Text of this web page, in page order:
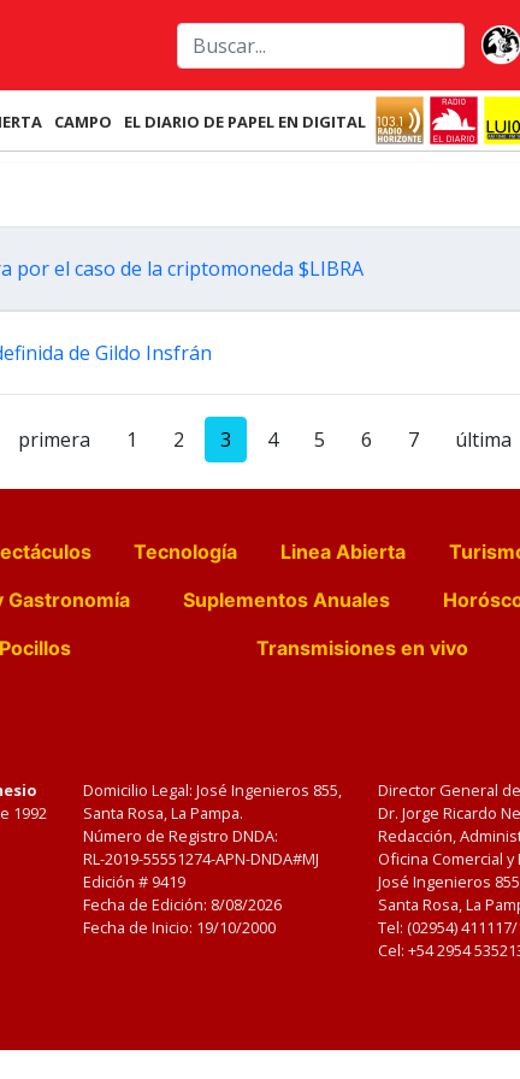
CAMPO EL DIARIO DE PAPEL EN DIGITAL
el caso de la criptomoneda $LIBRA
de Gildo Insfrán
primera 1 2 3 4 5 6 7 última
Tecnología Linea Abierta
Gastronomía Suplementos Anuales
Transmisiones en vivo
1992
Domicilio Legal: José Ingenieros 855,
Santa Rosa, La Pampa.
Número de Registro DNDA:
RL-2019-55551274-APN-DNDA#MJ
Edición # 9419
Fecha de Edición: 8/08/2026
Fecha de Inicio: 19/10/2000
Director General
Dr. Jorge Ricardo
Redacción,
Oficina Comercial
José Ingenieros
Santa Rosa, La
Tel: (02954)
Cel: +54 2954